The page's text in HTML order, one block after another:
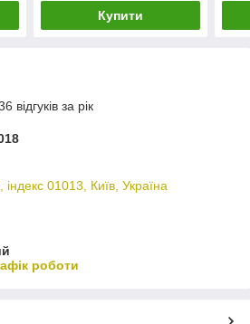
Купити
відгуків за рік
індекс 01013, Київ, Україна
роботи